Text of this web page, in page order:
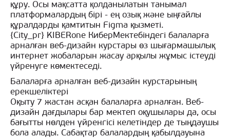
құру. Осы мақсатта қолданылатын танымал
платформалардың бірі - ең озық және ыңғайлы
құралдарды қамтитын Figma қызметі.
{City_pr} KIBERone КиберМектебіндегі балаларға
арналған веб-дизайн курстары өз шығармашылық
интернет жобаларын жасау арқылы жұмыс істеуді
үйренуге көмектеседі.
Балаларға арналған веб-дизайн курстарының
ерекшеліктері
Оқыту 7 жастан асқан балаларға арналған. Веб-
дизайн дағдылары бар мектеп оқушылары да, осы
бағытты нөлден үйренгісі келетіндер де тыңдаушы
бола алады. Сабақтар балалардың қабылдауына